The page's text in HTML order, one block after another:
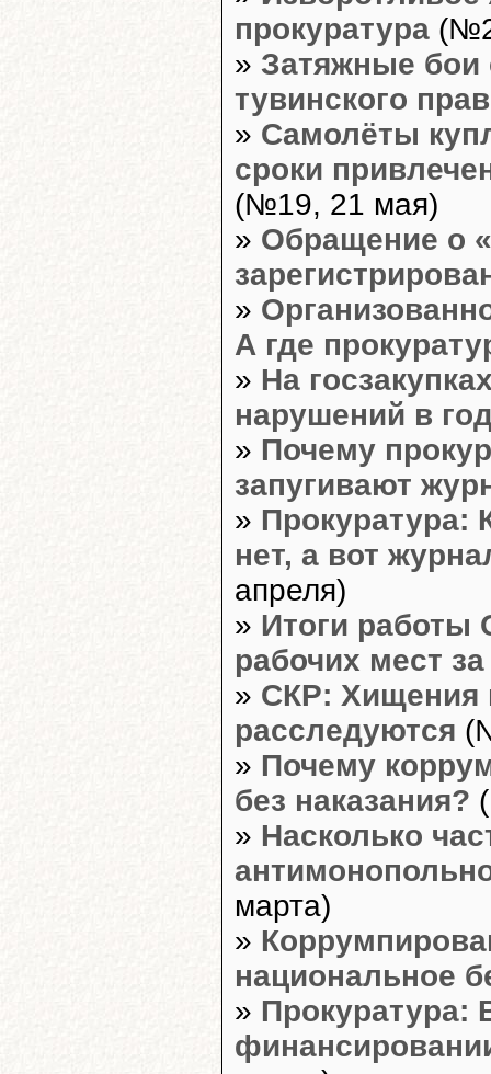
прокуратура
» Затяжные бои
тувинского
» Самолёты
сроки
(№19, 21 мая)
» Обращение о
»
А где
» На
нарушений в
» Почему
запугивают
» Прокуратура:
нет, а вот
апреля)
» Итоги
рабочих мест
» СКР: Хищения
расследуются
» Почему
без наказания?
» Насколько
марта)
»
национальное
»